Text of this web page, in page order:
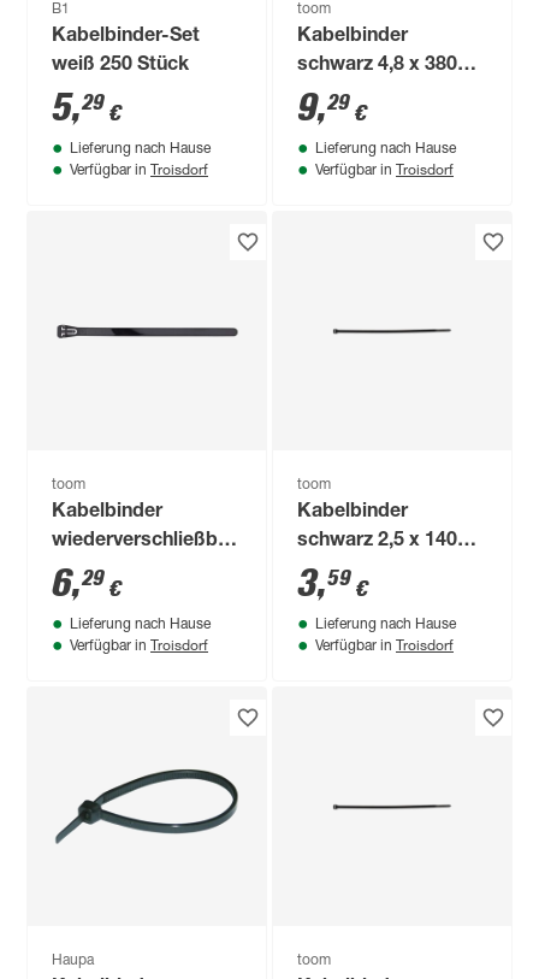
B1
Kabelbinder-Set
weiß 250 Stück
5,29 €
Lieferung nach Hause
Verfügbar in Troisdorf
toom
Kabelbinder
schwarz 4,8 x 380
mm 100 Stück
9,29 €
Lieferung nach Hause
Verfügbar in Troisdorf
toom
Kabelbinder
wiederverschließbar
schwarz 7,5 x 200
mm 25 Stück
6,29 €
Lieferung nach Hause
Verfügbar in Troisdorf
toom
Kabelbinder
schwarz 2,5 x 140
mm 100 Stück
3,59 €
Lieferung nach Hause
Verfügbar in Troisdorf
Haupa toom